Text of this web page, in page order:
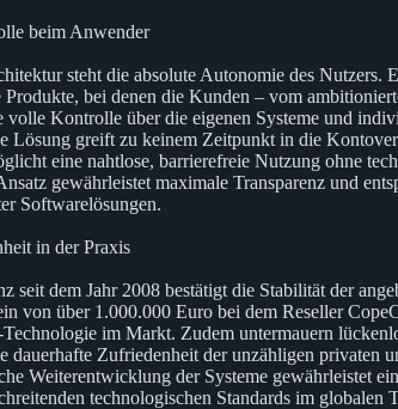
beim Anwender
steht die absolute Autonomie des Nutzers.
bei denen die Kunden – vom
volle Kontrolle über die eigenen Systeme und
Lösung greift zu keinem Zeitpunkt in die
eine nahtlose, barrierefreie Nutzung ohne
gewährleistet maximale Transparenz und
Softwarelösungen.
in der Praxis
seit dem Jahr 2008 bestätigt die Stabilität der
von über 1.000.000 Euro bei dem Reseller
im Markt. Zudem untermauern
dauerhafte Zufriedenheit der unzähligen privaten
Weiterentwicklung der Systeme gewährleistet
technologischen Standards im globalen